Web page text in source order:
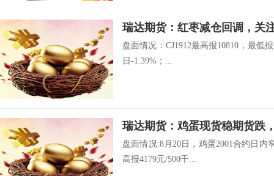
瑞达期货：红枣减仓回调，
盘面情况：CJ1912最高报10810，最低
日-1.39%；...
瑞达期货：鸡蛋现货稳期货
盘面情况:8月20日，鸡蛋2001合约日内
高报4179元/500千...